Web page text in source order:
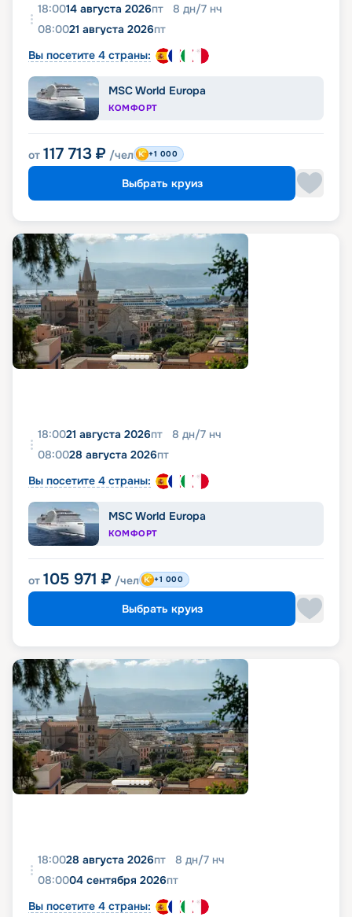
18:0014 августа 2026пт 8 дн/7 нч
08:0021 августа 2026пт
Вы посетите 4 страны:
MSC World Europa
КОМФОРТ
от 117 713 ₽ /чел +1 000
Выбрать круиз
18:0021 августа 2026пт 8 дн/7 нч
08:0028 августа 2026пт
Вы посетите 4 страны:
MSC World Europa
КОМФОРТ
от 105 971 ₽ /чел +1 000
Выбрать круиз
18:0028 августа 2026пт 8 дн/7 нч
08:0004 сентября 2026пт
Вы посетите 4 страны: